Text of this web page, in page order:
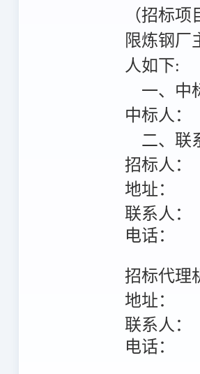
（招标
限炼钢厂
人如下:
一、中
中标人：
二、联
招标人：
地址：
联系人：
电话：
招标代理
地址：
联系人：
电话：